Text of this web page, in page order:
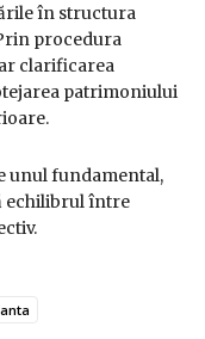
în structura
procedura
clarificarea
patrimoniului
unul fundamental,
echilibrul între